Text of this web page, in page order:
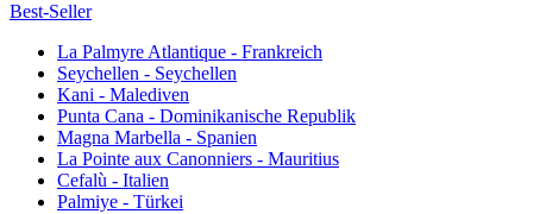
Best-Seller
La Palmyre Atlantique - Frankreich
Seychellen - Seychellen
Kani - Malediven
Punta Cana - Dominikanische Republik
Magna Marbella - Spanien
La Pointe aux Canonniers - Mauritius
Cefalù - Italien
Palmiye - Türkei